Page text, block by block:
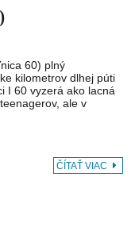
60) plný
kilometrov dlhej púti
I 60 vyzerá ako lacná
ale v
ČÍTAŤ VIAC